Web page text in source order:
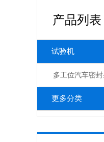
产品列表
试验机
更多分类